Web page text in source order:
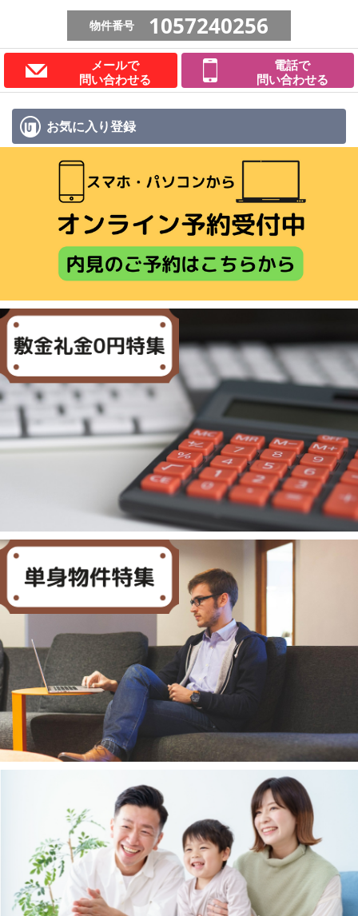
物件番号 1057240256
メールで
問い合わせる
電話で
問い合わせる
お気に入り登録